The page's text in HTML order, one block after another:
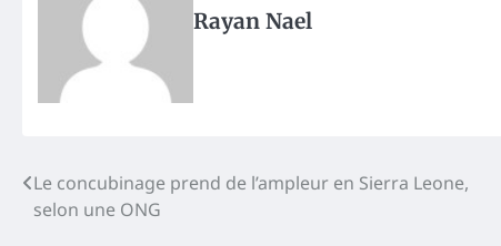
Rayan Nael
Post
navigation
Le concubinage prend de l’ampleur en Sierra Leone,
selon une ONG